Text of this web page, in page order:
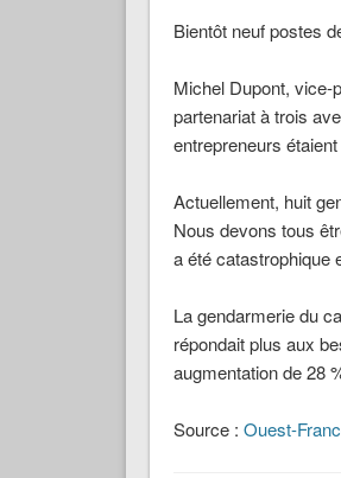
Bientôt neuf postes
Michel Dupont, vice-
partenariat à trois
entrepreneurs
Actuellement, huit
Nous devons tous
a été catastrophique
La gendarmerie du
répondait plus aux
augmentation de 28
Source : Ouest-